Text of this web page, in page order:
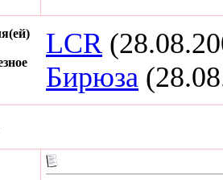
LCR
Бирюза